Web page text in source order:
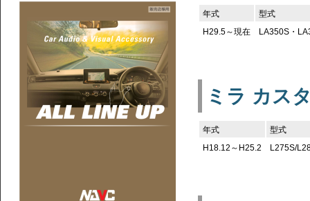
年式
型式
H29.5～現在
LA350S・
ミラ カス
年式
型式
H18.12～H25.2
L275S/